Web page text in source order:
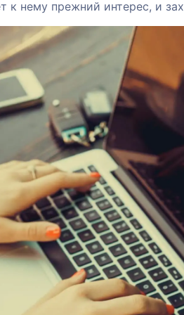
к нему прежний интерес, и